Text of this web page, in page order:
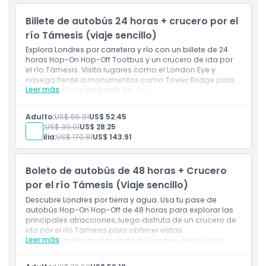
Otros gastos personales
Incluye
Pase de autobús hop-on, hop-off por 72 horas
Guía de audio disponible en inglés, francés, español,
alemán, italiano, japonés, brasileño, chino, ruso y
árabe
Audífonos
Guía de audio para niños disponible en inglés y
francés (solo ruta amarilla)
logo Wi-Fi)
Billete de autobús 24 horas + crucero por el
río Támesis (viaje sencillo)
Explora Londres por carretera y río con un billete de 24
horas Hop-On Hop-Off Tootbus y un crucero de ida por
el río Támesis. Visita lugares como el London Eye y
navega frente a monumentos como Tower Bridge para
una vista única del frente del río.
Leer más
Guía turístico
Entrada a atracciones y monumentos
Traslados desde y hacia el hotel
Otros gastos personales
Incluye
Pase de autobús hop-on hop-off de 24 horas
Crucero de ida por el río Támesis
Guía de audio disponible en inglés, francés, español,
alemán, italiano, japonés, brasileño, chino, ruso y
árabe
Auriculares
Guía de audio para niños disponible en inglés y
francés (solo ruta amarilla)
Adulto:US$ 65.91US$ 52.45
Niño:US$ 39.01US$ 28.25
Familia:US$ 170.81US$ 143.91
Boleto de autobús de 48 horas + Crucero
por el río Támesis (Viaje sencillo)
Descubre Londres por tierra y agua. Usa tu pase de
autobús Hop-On Hop-Off de 48 horas para explorar las
principales atracciones, luego disfruta de un crucero de
ida por el río Támesis para obtener vistas
impresionantes del horizonte de Londres desde el río.
Leer más
Guía turístico